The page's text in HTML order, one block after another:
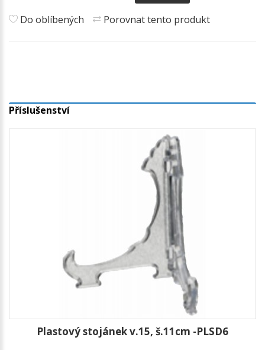
Do oblíbených Porovnat tento produkt
Příslušenství
Plastový stojánek v.15, š.11cm -PLSD6